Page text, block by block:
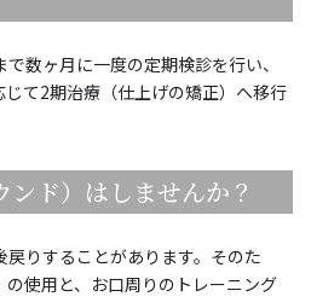
数ヶ月に一度の定期検診を行い、
て2期治療（仕上げの矯正）へ移行
ド）はしませんか？
りすることがあります。そのた
使用と、お口周りのトレーニング